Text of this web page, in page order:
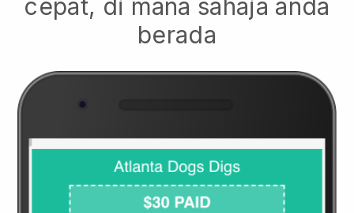
cepat, di mana sahaja anda
berada